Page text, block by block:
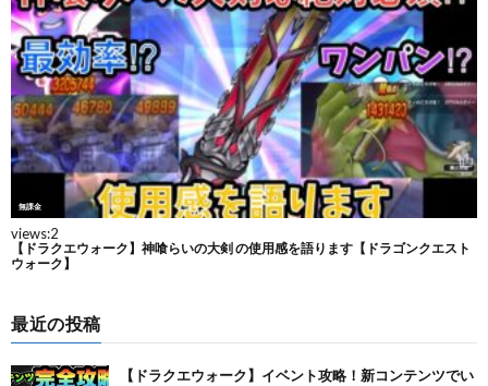
最近の投稿
【ドラクエウォーク】イベント攻略！新コンテンツでい